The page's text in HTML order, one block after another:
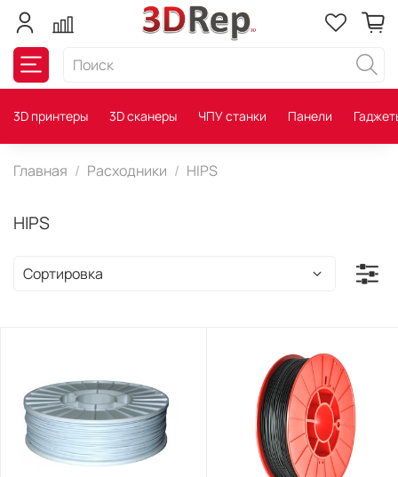
3D принтеры 3D сканеры ЧПУ станки Панели
Главная Расходники HIPS
HIPS